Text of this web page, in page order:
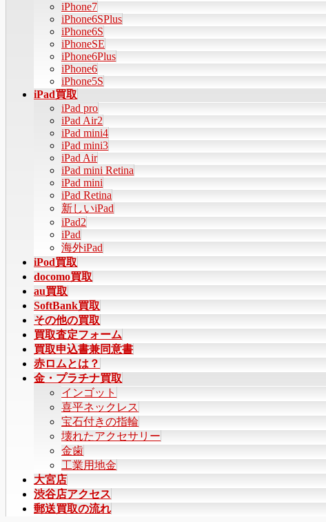
iPhone7
iPhone6SPlus
iPhone6S
iPhoneSE
iPhone6Plus
iPhone6
iPhone5S
iPad買取
iPad pro
iPad Air2
iPad mini4
iPad mini3
iPad Air
iPad mini Retina
iPad mini
iPad Retina
新しいiPad
iPad2
iPad
海外iPad
iPod買取
docomo買取
au買取
SoftBank買取
その他の買取
買取査定フォーム
買取申込書兼同意書
赤ロムとは？
金・プラチナ買取
インゴット
喜平ネックレス
宝石付きの指輪
壊れたアクセサリー
金歯
工業用地金
大宮店
渋谷店アクセス
郵送買取の流れ